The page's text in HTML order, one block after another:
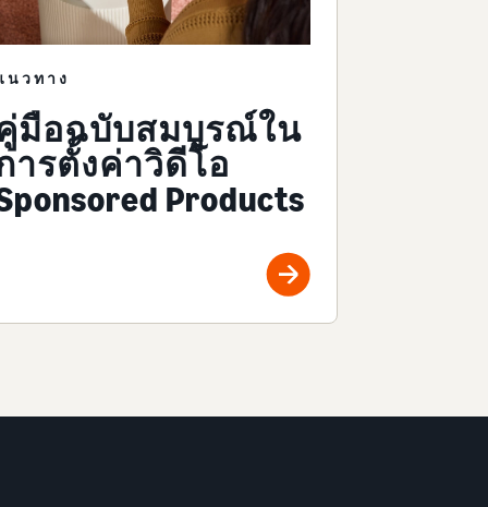
นวทาง
มือฉบับสมบูรณ์ใน
ารตั้งค่าวิดีโอ
Products